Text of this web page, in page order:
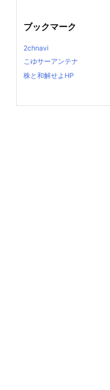
o
y
ブックマーク
2chnavi
こゆサーアンテナ
株と和解せよHP